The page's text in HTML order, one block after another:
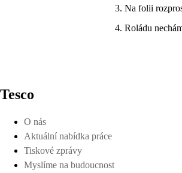
Na folii
Roládu
Tesco
O nás
Aktuální nabídka práce
Tiskové zprávy
Myslíme na budoucnost